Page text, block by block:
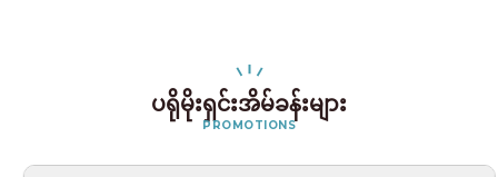
ပရိုမိုးရှင်းအိမ်ခန်းများ
PROMOTIONS